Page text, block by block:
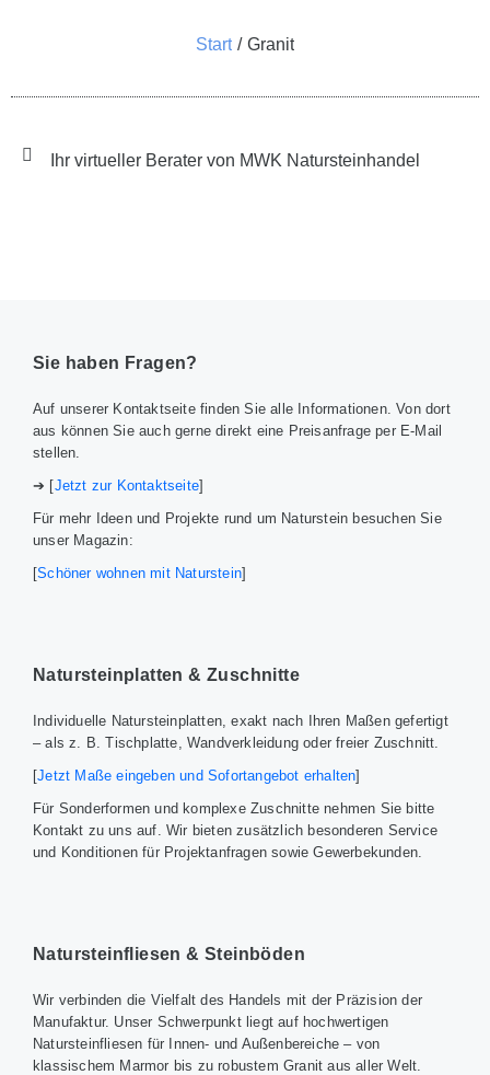
Start Granit
Ihr virtueller Berater von MWK Natursteinhandel
Sie haben Fragen?
Auf unserer Kontaktseite finden Sie alle Informationen. Von dort
aus können Sie auch gerne direkt eine Preisanfrage per E-Mail
stellen.
➔ [Jetzt zur Kontaktseite]
Für mehr Ideen und Projekte rund um Naturstein besuchen Sie
unser Magazin:
[Schöner wohnen mit Naturstein]
Natursteinplatten & Zuschnitte
Individuelle Natursteinplatten, exakt nach Ihren Maßen gefertigt
– als z. B. Tischplatte, Wandverkleidung oder freier Zuschnitt.
[Jetzt Maße eingeben und Sofortangebot erhalten]
Für Sonderformen und komplexe Zuschnitte nehmen Sie bitte
Kontakt zu uns auf. Wir bieten zusätzlich besonderen Service
und Konditionen für Projektanfragen sowie Gewerbekunden.
Natursteinfliesen & Steinböden
Wir verbinden die Vielfalt des Handels mit der Präzision der
Manufaktur. Unser Schwerpunkt liegt auf hochwertigen
Natursteinfliesen für Innen- und Außenbereiche – von
klassischem Marmor bis zu robustem Granit aus aller Welt.